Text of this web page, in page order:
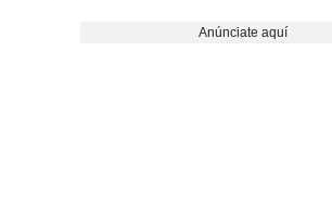
Anúnciate aquí